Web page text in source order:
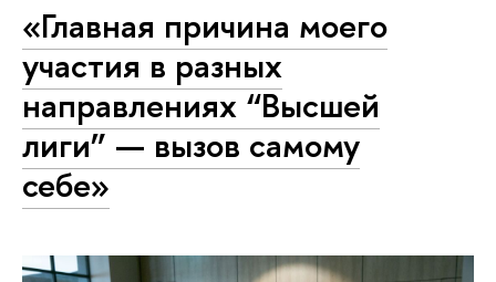
«Главная причина моего
участия в разных
направлениях “Высшей
лиги” — вызов самому
себе»